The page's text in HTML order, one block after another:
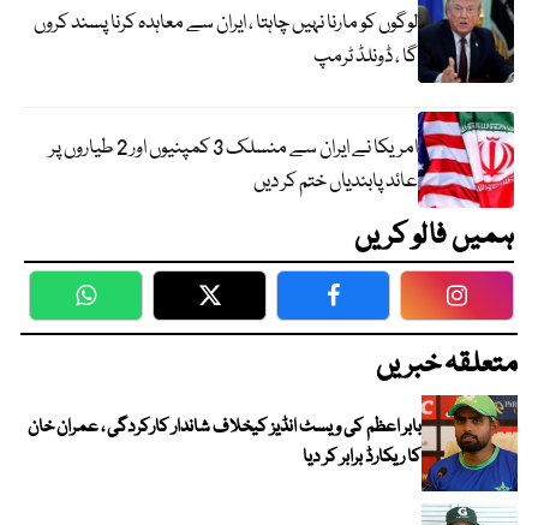
لوگوں کو مارنا نہیں چاہتا ، ایران سے معاہدہ کرنا پسند کروں
گا ، ڈونلڈ ٹرمپ
امریکا نے ایران سے منسلک 3 کمپنیوں اور 2 طیاروں پر
عائد پابندیاں ختم کر دیں
ہمیں فالو کریں
WhatsApp Twitter Facebook
متعلقہ خبریں
بابر اعظم کی ویسٹ انڈیز کیخلاف شاندار کارکردگی ، عمران خان
کا ریکارڈ برابر کر دیا